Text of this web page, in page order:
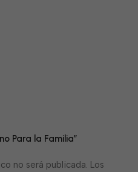
Para la Familia”
no será publicada. Los